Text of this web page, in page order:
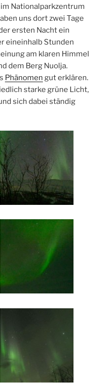
Nationalparkzentrum
uns dort zwei Tage
ersten Nacht ein
eineinhalb Stunden
am klaren Himmel
dem Berg Nuolja.
Phänomen gut erklären.
starke grüne Licht,
sich dabei ständig